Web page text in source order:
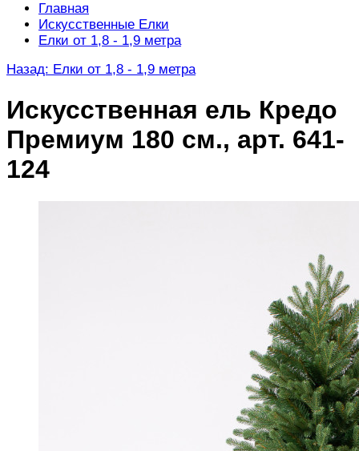
Главная
Искусственные Елки
Елки от 1,8 - 1,9 метра
Назад: Елки от 1,8 - 1,9 метра
Искусственная ель Кредо
Премиум 180 см., арт. 641-
124